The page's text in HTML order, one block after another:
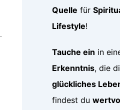
Quelle für
Lifestyle!
Tauche ein in
Erkenntnis, die
glückliches
findest du